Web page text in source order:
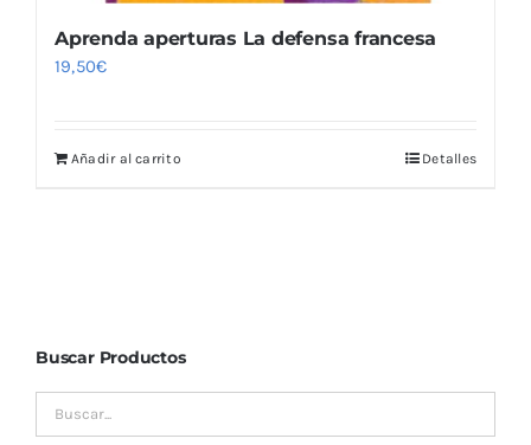
Aprenda aperturas La defensa francesa
19,50€
Añadir al carrito Detalles
Buscar Productos